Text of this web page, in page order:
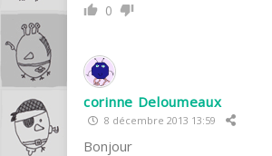
0
corinne Deloumeaux
8 décembre 2013 13:59
Bonjour